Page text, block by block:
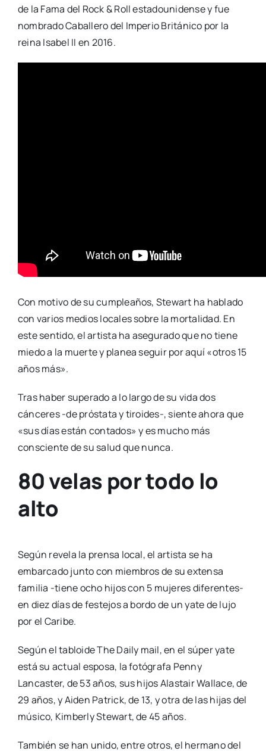
de la Fama del Rock & Roll estadounidense y fue
nombrado Caballero del Imperio Británico por la
reina Isabel II en 2016.
Con motivo de su cumpleaños, Stewart ha hablado
con varios medios locales sobre la mortalidad. En
este sentido, el artista ha asegurado que no tiene
miedo a la muerte y planea seguir por aquí «otros 15
años más».
Tras haber superado a lo largo de su vida dos
cánceres -de próstata y tiroides-, siente ahora que
«sus días están contados» y es mucho más
consciente de su salud que nunca.
80 velas por todo lo
alto
Según revela la prensa local, el artista se ha
embarcado junto con miembros de su extensa
familia -tiene ocho hijos con 5 mujeres diferentes-
en diez días de festejos a bordo de un yate de lujo
por el Caribe.
Según el tabloide The Daily mail, en el súper yate
está su actual esposa, la fotógrafa Penny
Lancaster, de 53 años, sus hijos Alastair Wallace, de
29 años, y Aiden Patrick, de 13, y otra de las hijas del
músico, Kimberly Stewart, de 45 años.
También se han unido, entre otros, el hermano del